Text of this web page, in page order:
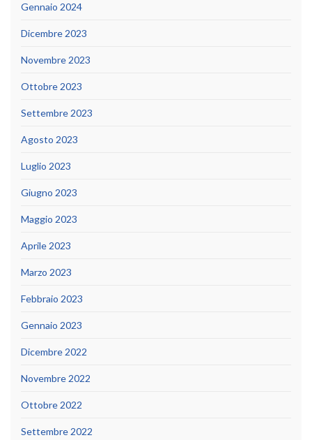
Gennaio 2024
Dicembre 2023
Novembre 2023
Ottobre 2023
Settembre 2023
Agosto 2023
Luglio 2023
Giugno 2023
Maggio 2023
Aprile 2023
Marzo 2023
Febbraio 2023
Gennaio 2023
Dicembre 2022
Novembre 2022
Ottobre 2022
Settembre 2022